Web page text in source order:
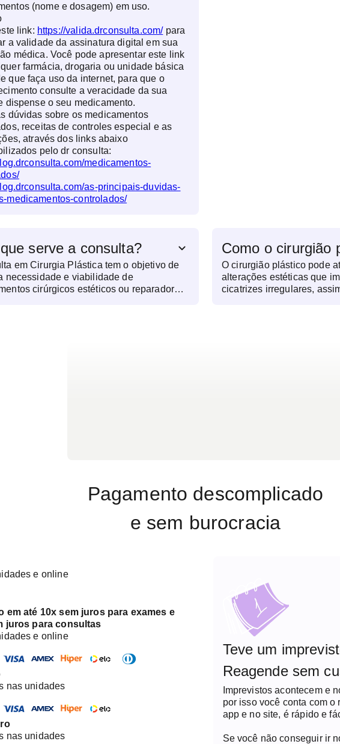
(nome e dosagem) em uso.
link: https://valida.drconsulta.com/para
a validade da assinatura digital em sua
médica. Você pode apresentar este link
farmácia, drogaria ou unidade básica
que faça uso da internet, para que o
consulte a veracidade da sua
dispense o seu medicamento.
dúvidas sobre os medicamentos
receitas de controles especial e as
através dos links abaixo
pelo dr consulta:
medicamentos-
as-principais-duvidas-
medicamentos-controlados/
serve a consulta?
em Cirurgia Plástica tem o objetivo de
necessidade e viabilidade de
cirúrgicos estéticos ou reparadores.
Como o cirurgião
O cirurgião plástico pode
alterações estéticas que
cicatrizes irregulares,
Pagamento descomplicado
e sem burocracia
e online
em até 10x sem juros para exames e
juros para consultas
e online
nas unidades
nas unidades
Teve um
Reagende sem
Imprevistos acontecem e
por isso você conta com o
app e no site, é rápido e
Se você não conseguir ir